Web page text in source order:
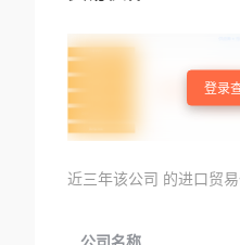
登录
近三年该公司 的进口贸